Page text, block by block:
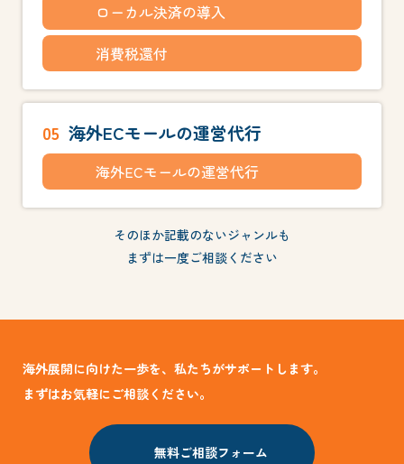
ローカル決済の導入
消費税還付
05 海外ECモールの運営代行
海外ECモールの運営代行
そのほか記載のないジャンルも
まずは一度ご相談ください
海外展開に向けた一歩を、私たちがサポートします。
まずはお気軽にご相談ください。
無料ご相談フォーム